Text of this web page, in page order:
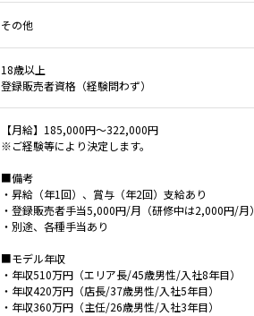
その他
18歳以上
登録販売者資格（経験問わず）
【月給】185,000円～322,000円
※ご経験等により決定します。
■備考
・昇給（年1回）、賞与（年2回）支給あり
・登録販売者手当5,000円/月（研修中は2,000円/月）
・別途、各種手当あり
■モデル年収
・年収510万円（エリア長/45歳男性/入社8年目）
・年収420万円（店長/37歳男性/入社5年目）
・年収360万円（主任/26歳男性/入社3年目）